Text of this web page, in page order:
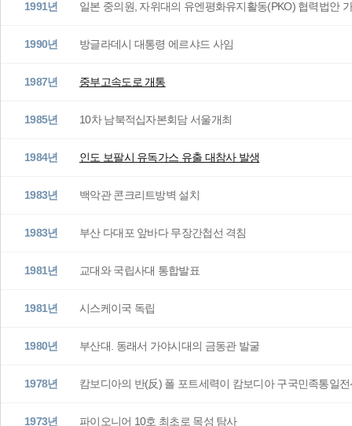
1991년 일본 중의원, 자위대의 유엔평화유지활동(PKO) 협력법안
1990년 방글라데시 대통령 에르샤드 사임
1987년 중부고속도로 개통
1985년 10차 남북적십자본회담 서울개최
1984년 인도 보팔시 유독가스 유출 대참사 발생
1983년 백악관 콘크리트방벽 설치
1983년 부산 다대포 앞바다 무장간첩선 격침
1981년 교대와 국립사대 통합발표
1981년 시스케이국 독립
1980년 부산대. 동래서 가야시대의 금동관 발굴
1978년 캄보디아의 반(反) 폴 포트세력이 캄보디아 구국민족통일
1973년 파이오니어 10호 최초로 목성 탐사